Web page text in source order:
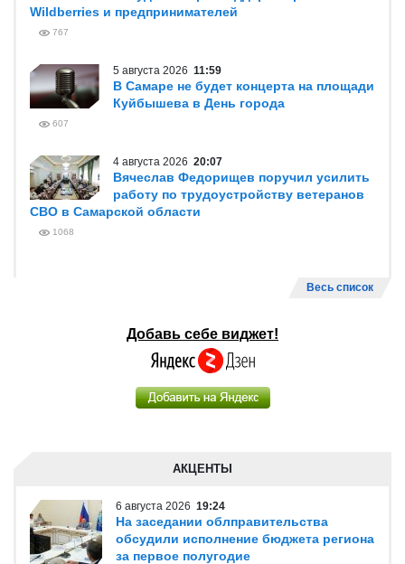
Wildberries и предпринимателей
767
5 августа 2026 11:59
В Самаре не будет концерта на площади
Куйбышева в День города
607
4 августа 2026 20:07
Вячеслав Федорищев поручил усилить
работу по трудоустройству ветеранов
СВО в Самарской области
1068
Весь список
Добавь себе виджет!
АКЦЕНТЫ
6 августа 2026 19:24
На заседании облправительства
обсудили исполнение бюджета региона
за первое полугодие